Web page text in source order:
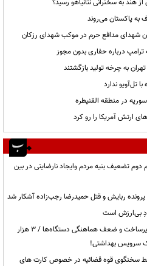
هند به سخنرانی نتانیاهو رسید؟
به پاکستان می‌روند
درباره حفاری بدون مجوز
تل‌آویو ندارد
در منطقه القنیطره
ارتش آمریکا را رو کرد
دوم تضعیف بنیه مردم وایجاد نارضایتی در بین
پرونده ربایش و قتل حمیدرضا رجب‌زاده آشکار شد
بی‌ارزش است
ریمـدان؛ مرزی گرفتار در صف، کمبود زیرساخت و ضعف هماهنگی دستگاه‌ها / ۳ هزار
یک سرویس بهداشتی!
سخنگوی قوه قضائیه در خصوص کارت های